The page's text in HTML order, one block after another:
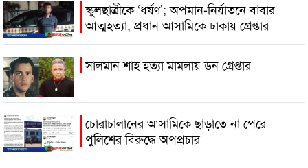
স্কুলছাত্রীকে ‘ধর্ষণ’; অপমান-নির্যাতনে বাবার
আত্মহত্যা, প্রধান আসামিকে ঢাকায় গ্রেপ্তার
সালমান শাহ হত্যা মামলায় ডন গ্রেপ্তার
চোরাচালানের আসামিকে ছাড়াতে না পেরে
পুলিশের বিরুদ্ধে অপপ্রচার